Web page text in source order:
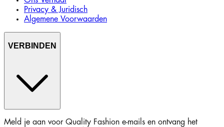
Privacy & Juridisch
Algemene Voorwaarden
VERBINDEN
Meld je aan voor Quality Fashion e-mails en ontvang het